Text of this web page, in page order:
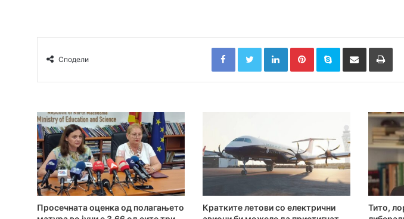
Сподели
FacebookTwitterLinkedInPinterestSkype Сподели преку Е-маил
Просечната оценка од полагањето
Кратките летови со електрични
Тито,